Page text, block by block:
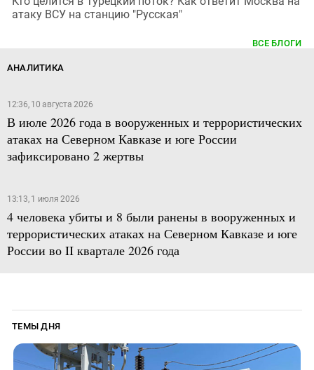
атаку ВСУ на станцию "Русская"
ВСЕ БЛОГИ
АНАЛИТИКА
12:36, 10 августа 2026
В июле 2026 года в вооруженных и террористических
атаках на Северном Кавказе и юге России
зафиксировано 2 жертвы
13:13, 1 июля 2026
4 человека убиты и 8 были ранены в вооруженных и
террористических атаках на Северном Кавказе и юге
России во II квартале 2026 года
ТЕМЫ ДНЯ